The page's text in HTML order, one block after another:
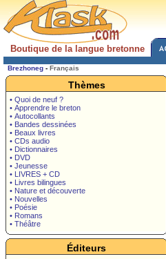
Boutique de la langue bretonne
Brezhoneg - Français
Thèmes
• Quoi de neuf ?
• Apprendre le breton
• Autocollants
• Bandes dessinées
• Beaux livres
• CDs audio
• Dictionnaires
• DVD
• Jeunesse
• LIVRES + CD
• Livres bilingues
• Nature et découverte
• Nouvelles
• Poésie
• Romans
• Théâtre
Éditeurs